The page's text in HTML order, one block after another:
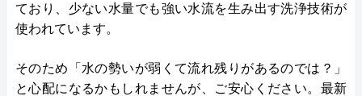
ており、少ない水量でも強い水流を生み出す洗浄技術が
使われています。
そのため「水の勢いが弱くて流れ残りがあるのでは？」
と心配になるかもしれませんが、ご安心ください。最新